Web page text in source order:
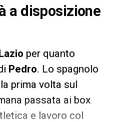
a disposizione
per quanto
Pedro. Lo spagnolo
prima volta sul
passata ai box
e lavoro col